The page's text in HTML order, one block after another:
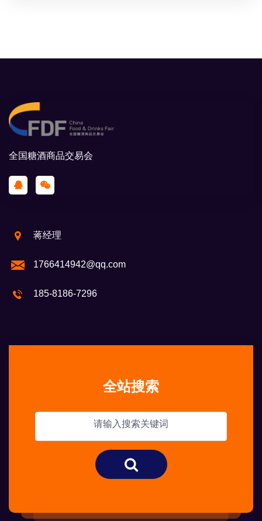
全国糖酒商品交易会
蒋经理
1766414942@qq.com
185-8186-7296
全站搜索